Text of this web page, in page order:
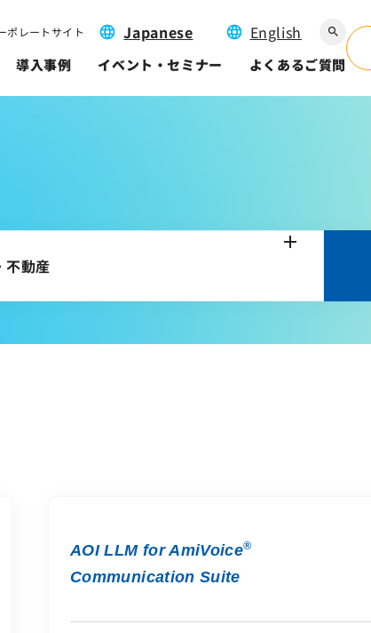
ポレートサイト Japanese English search
導入事例 イベント・セミナー よくあるご質問
不動産
AOI LLM for AmiVoice®
Communication Suite